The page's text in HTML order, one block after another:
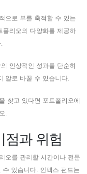
으로 부를 축적할 수 있는
폴리오의 다양화를 제공하
인상적인 성과를 단순히
알로 바꿀 수 있습니다.
찾고 있다면 포트폴리오에
.
점과 위험
오를 관리할 시간이나 전문
있습니다. 인덱스 펀드는